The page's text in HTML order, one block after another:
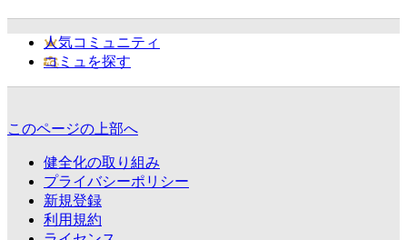
人気コミュニティ
コミュを探す
このページの上部へ
健全化の取り組み
プライバシーポリシー
新規登録
利用規約